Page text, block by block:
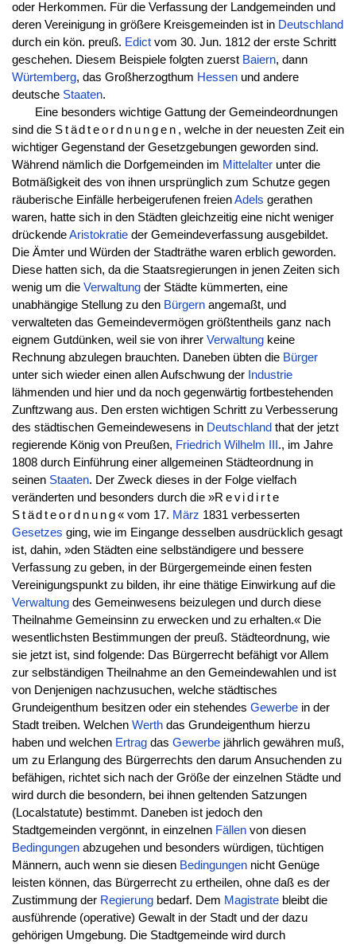
oder Herkommen. Für die Verfassung der Landgemeinden und
deren Vereinigung in größere Kreisgemeinden ist in Deutschland
durch ein kön. preuß. Edictvom 30. Jun. 1812 der erste Schritt
geschehen. Diesem Beispiele folgten zuerst Baiern, dann
Würtemberg, das Großherzogthum Hessenund andere
deutsche Staaten.
Eine besonders wichtige Gattung der Gemeindeordnungen
sind die Städteordnungen , welche in der neuesten Zeit ein
wichtiger Gegenstand der Gesetzgebungen geworden sind.
Während nämlich die Dorfgemeinden im Mittelalterunter die
Botmäßigkeit des von ihnen ursprünglich zum Schutze gegen
räuberische Einfälle herbeigerufenen freienAdels gerathen
waren, hatte sich in den Städten gleichzeitig eine nicht weniger
drückendeAristokratieder Gemeindeverfassung ausgebildet.
Die Ämter und Würden der Stadträthe waren erblich geworden.
Diese hatten sich, da die Staatsregierungen in jenen Zeiten sich
wenig um die Verwaltungder Städte kümmerten, eine
unabhängige Stellung zu den Bürgernangemaßt, und
verwalteten das Gemeindevermögen größtentheils ganz nach
eignem Gutdünken, weil sie von ihrer Verwaltungkeine
Rechnung abzulegen brauchten. Daneben übten die Bürger
unter sich wieder einen allen Aufschwung der Industrie
lähmenden und hier und da noch gegenwärtig fortbestehenden
Zunftzwang aus. Den ersten wichtigen Schritt zu Verbesserung
des städtischen Gemeindewesens in Deutschland that der jetzt
regierende König von Preußen, Friedrich Wilhelm III ., im Jahre
1808 durch Einführung einer allgemeinen Städteordnung in
seinen Staaten. Der Zweck dieses in der Folge vielfach
veränderten und besonders durch die »Revidirte
Städteordnung« vom 17. März 1831 verbesserten
Gesetzes ging, wie im Eingange desselben ausdrücklich gesagt
ist, dahin, »den Städten eine selbständigere und bessere
Verfassung zu geben, in der Bürgergemeinde einen festen
Vereinigungspunkt zu bilden, ihr eine thätige Einwirkung auf die
Verwaltungdes Gemeinwesens beizulegen und durch diese
Theilnahme Gemeinsinn zu erwecken und zu erhalten.« Die
wesentlichsten Bestimmungen der preuß. Städteordnung, wie
sie jetzt ist, sind folgende: Das Bürgerrecht befähigt vor Allem
zur selbständigen Theilnahme an den Gemeindewahlen und ist
von Denjenigen nachzusuchen, welche städtisches
Grundeigenthum besitzen oder ein stehendes Gewerbein der
Stadt treiben. Welchen Werthdas Grundeigenthum hierzu
haben und welchen Ertragdas Gewerbejährlich gewähren muß,
um zu Erlangung des Bürgerrechts den darum Ansuchenden zu
befähigen, richtet sich nach der Größe der einzelnen Städte und
wird durch die besondern, bei ihnen geltenden Satzungen
(Localstatute) bestimmt. Daneben ist jedoch den
Stadtgemeinden vergönnt, in einzelnen Fällenvon diesen
Bedingungenabzugehen und besonders würdigen, tüchtigen
Männern, auch wenn sie diesen Bedingungennicht Genüge
leisten können, das Bürgerrecht zu ertheilen, ohne daß es der
Zustimmung der Regierungbedarf. Dem Magistratebleibt die
ausführende (operative) Gewalt in der Stadt und der dazu
gehörigen Umgebung. Die Stadtgemeinde wird durch